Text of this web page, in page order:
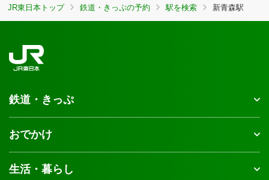
JR東日本トップ 鉄道・きっぷの予約 駅を検索 新青森駅
鉄道・きっぷ
おでかけ
生活・暮らし